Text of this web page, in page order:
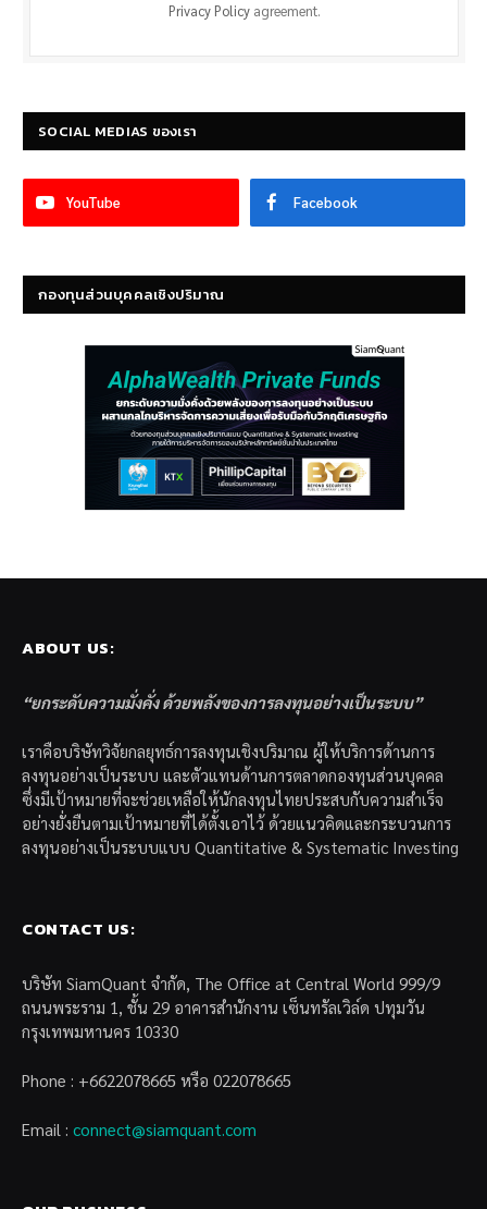
Privacy Policyagreement.
SOCIAL MEDIAS ของเรา
YouTube Facebook
กองทุนส่วนบุคคลเชิงปริมาณ
ABOUT US:
“ยกระดับความมั่งคั่ง ด้วยพลังของการลงทุนอย่างเป็นระบบ”
เราคือบริษัทวิจัยกลยุทธ์การลงทุนเชิงปริมาณ ผู้ให้บริการด้านการ
ลงทุนอย่างเป็นระบบ และตัวแทนด้านการตลาดกองทุนส่วนบุคคล
ซึ่งมีเป้าหมายที่จะช่วยเหลือให้นักลงทุนไทยประสบกับความสำเร็จ
อย่างยั่งยืนตามเป้าหมายที่ได้ตั้งเอาไว้ ด้วยแนวคิดและกระบวนการ
ลงทุนอย่างเป็นระบบแบบ Quantitative & Systematic Investing
CONTACT US:
บริษัท SiamQuant จำกัด, The Office at Central World 999/9
ถนนพระราม 1, ชั้น 29 อาคารสำนักงาน เซ็นทรัลเวิล์ด ปทุมวัน
กรุงเทพมหานคร 10330
Phone : +6622078665 หรือ 022078665
Email : connect@siamquant.com